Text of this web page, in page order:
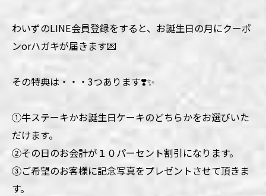
わいずのLINE会員登録をすると、お誕生日の月にクーポ
ンorハガキが届きます💌
その特典は・・・3つあります❣️✨
①牛ステーキかお誕生日ケーキのどちらかをお選びいた
だけます。
②その日のお会計が１０パーセント割引になります。
③ご希望のお客様に記念写真をプレゼントさせて頂きま
す。